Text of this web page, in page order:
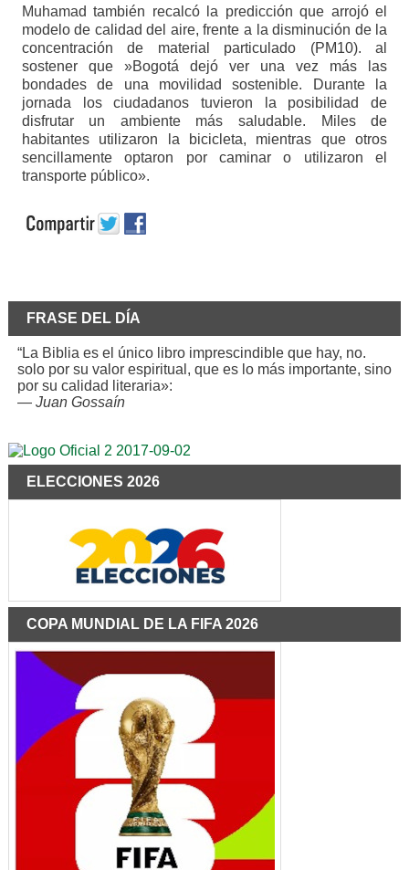
Muhamad también recalcó la predicción que arrojó el
modelo de calidad del aire, frente a la disminución de la
concentración de material particulado (PM10). al
sostener que »Bogotá dejó ver una vez más las
bondades de una movilidad sostenible. Durante la
jornada los ciudadanos tuvieron la posibilidad de
disfrutar un ambiente más saludable. Miles de
habitantes utilizaron la bicicleta, mientras que otros
sencillamente optaron por caminar o utilizaron el
transporte público».
FRASE DEL DÍA
“La Biblia es el único libro imprescindible que hay, no.
solo por su valor espiritual, que es lo más importante, sino
por su calidad literaria»:
— Juan Gossaín
ELECCIONES 2026
COPA MUNDIAL DE LA FIFA 2026